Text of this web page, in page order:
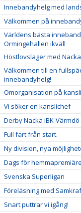
Innebandyhelg med
Välkommen på
Världens bästa
Ormingehallen ikväll
Höstlovsläger med
Välkommen till en
innebandyhelg!
Omorganisation på
Vi söker en kanslichef
Derby Nacka IBK-
Full fart från start.
Ny division, nya
Dags för
Svenska Superligan
Föreläsning med
Snart puttrar vi igång!